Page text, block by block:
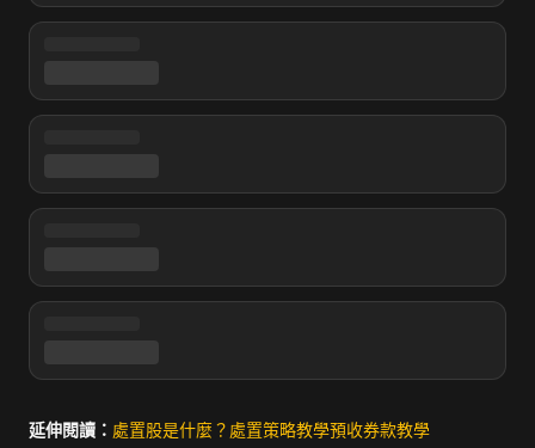
延伸閱讀： 處置股是什麼？ 處置策略教學預收券款教學